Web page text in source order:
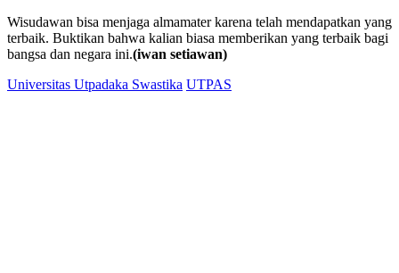
Wisudawan bisa menjaga almamater karena telah mendapatkan yang
terbaik. Buktikan bahwa kalian biasa memberikan yang terbaik bagi
bangsa dan negara ini.(iwan setiawan)
Universitas Utpadaka Swastika UTPAS